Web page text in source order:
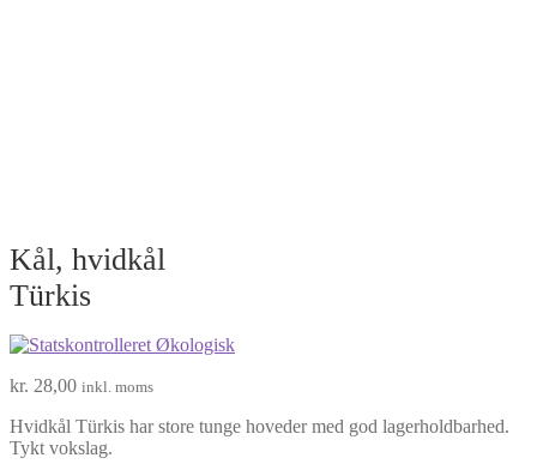
Kål, hvidkål
Türkis
kr. 28,00 inkl. moms
Hvidkål Türkis har store tunge hoveder med god lagerholdbarhed.
Tykt vokslag.